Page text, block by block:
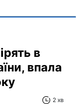
в
впала
2 хв